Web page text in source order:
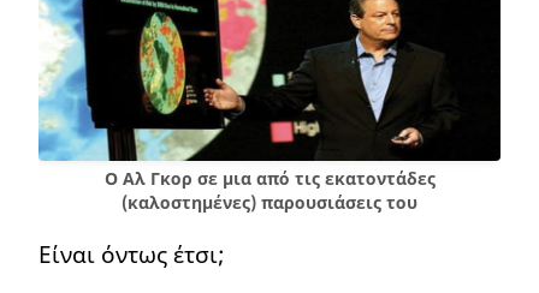
Ο Αλ Γκορ σε μια από τις εκατοντάδες
(καλοστημένες) παρουσιάσεις του
Είναι όντως έτσι;